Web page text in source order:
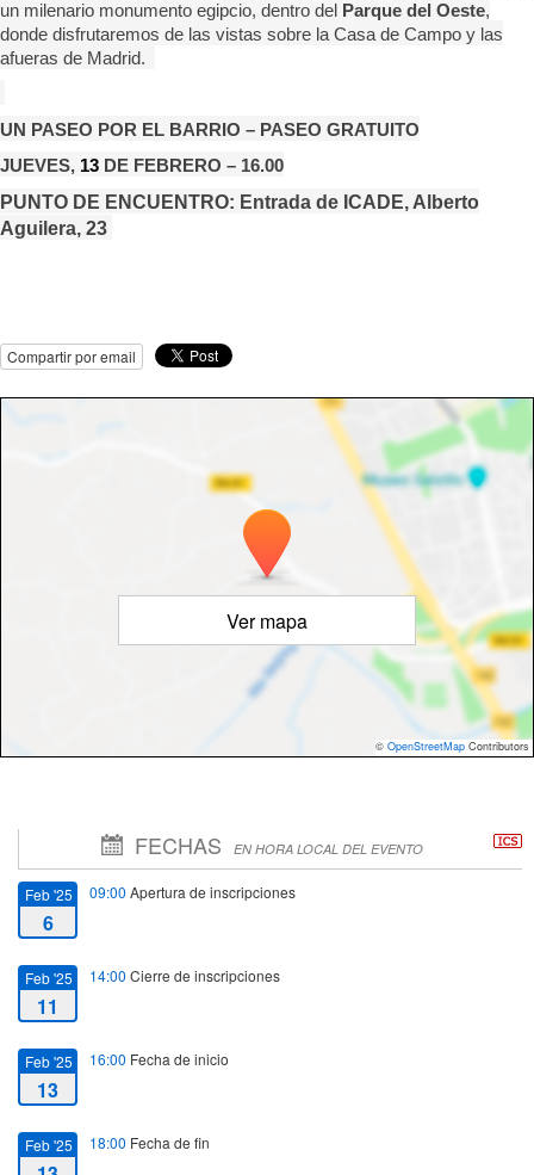
un milenario monumento egipcio, dentro del
Parque del Oeste,
donde disfrutaremos de las vistas sobre la Casa de Campo y las
afueras de Madrid.
UN PASEO POR EL BARRIO – PASEO GRATUITO
JUEVES, 13 DE FEBRERO – 16.00
PUNTO DE ENCUENTRO: Entrada de ICADE, Alberto
Aguilera, 23
Compartir por email
Ver mapa
© OpenStreetMap Contributors
FECHAS EN HORA LOCAL DEL EVENTO
Feb '25
6
09:00 Apertura de inscripciones
Feb '25
11
14:00 Cierre de inscripciones
Feb '25
13
16:00 Fecha de inicio
Feb '25 18:00 Fecha de fin